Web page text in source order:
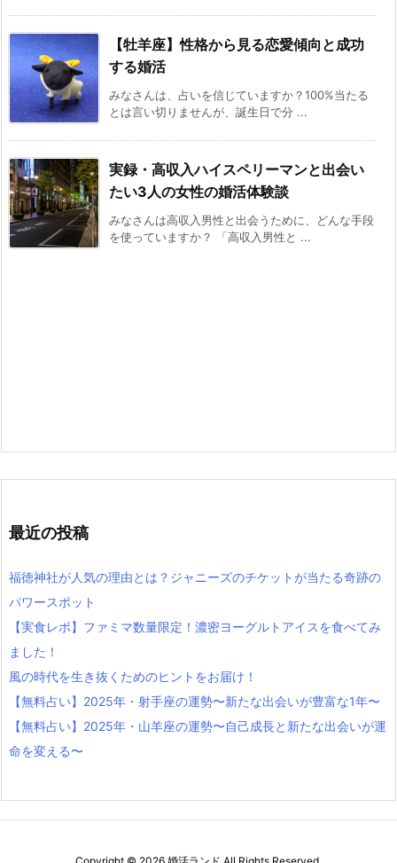
【牡羊座】性格から見る恋愛傾向と成功
する婚活
みなさんは、占いを信じていますか？100%当たる
とは言い切りませんが、誕生日で分 ...
実録・高収入ハイスペリーマンと出会い
たい3人の女性の婚活体験談
みなさんは高収入男性と出会うために、どんな手段
を使っていますか？ 「高収入男性と ...
最近の投稿
福徳神社が人気の理由とは？ジャニーズのチケットが当たる奇跡の
パワースポット
【実食レポ】ファミマ数量限定！濃密ヨーグルトアイスを食べてみ
ました！
風の時代を生き抜くためのヒントをお届け！
【無料占い】2025年・射手座の運勢〜新たな出会いが豊富な1年〜
【無料占い】2025年・山羊座の運勢〜自己成長と新たな出会いが運
命を変える〜